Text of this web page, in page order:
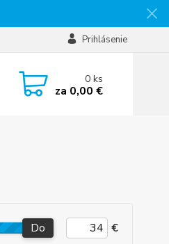
Prihlásenie
0ks
za 0,00 €
Do €